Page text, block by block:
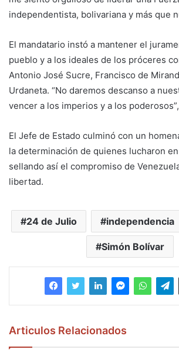
independentista, bolivariana y más que
El mandatario instó a mantener el
pueblo y a los ideales de los próceres
Antonio José Sucre, Francisco de
Urdaneta. “No daremos descanso a
vencer a los imperios y a los
El Jefe de Estado culminó con un
la determinación de quienes lucharon
sellando así el compromiso de
libertad.
24 de Julio independencia
Simón Bolívar
Articulos Relacionados